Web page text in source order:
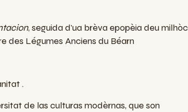
, seguida d'ua brèva epopèia deu milhòc
des Légumes Anciens du Béarn
.
de las culturas modèrnas, que son